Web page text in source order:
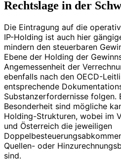
Rechtslage in der
Die Eintragung auf die
IP-Holding ist auch hier
mindern den steuerbaren
Ebene der Holding der
Angemessenheit der
ebenfalls nach den OECD-
entsprechende
Substanzerfordernisse folgen.
Besonderheit sind mögliche
Holding-Strukturen, wobei im
und Österreich die jeweiligen
Quellen- oder
sind.